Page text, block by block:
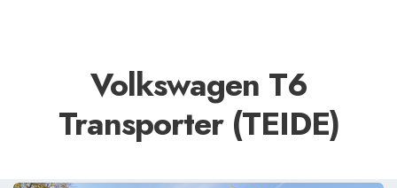
Volkswagen T6
Transporter (TEIDE)